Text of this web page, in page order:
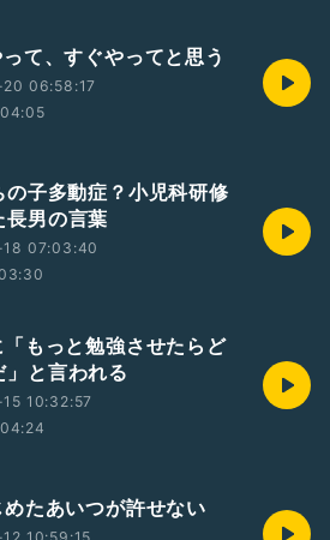
て、すぐやってと思う
06:58:17
04:05
子多動症？小児科研修
長男の言葉
07:03:40
もっと勉強させたらど
」と言われる
10:32:57
04:24
たあいつが許せない